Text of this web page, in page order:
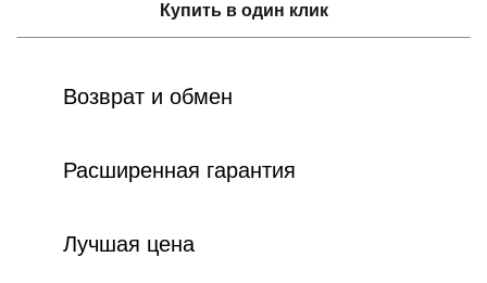
Купить в один клик
Возврат и обмен
Расширенная гарантия
Лучшая цена